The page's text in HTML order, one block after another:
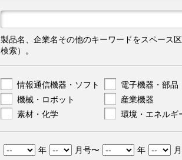
製品名、企業名その他のキーワードをスペース
検索）。
情報通信機器・ソフト
電子機器・部品
機械・ロボット
産業機器
素材・化学
環境・エネルギ
年 月号〜 年